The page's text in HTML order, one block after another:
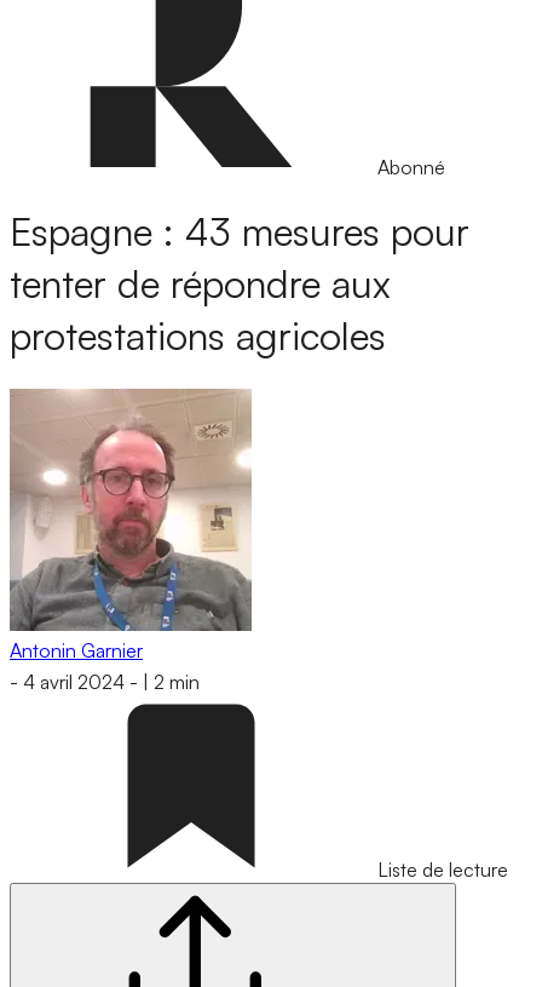
Abonné
Espagne : 43 mesures pour
tenter de répondre aux
protestations agricoles
Antonin Garnier
- 4 avril 2024 - 2 min
Liste de lecture